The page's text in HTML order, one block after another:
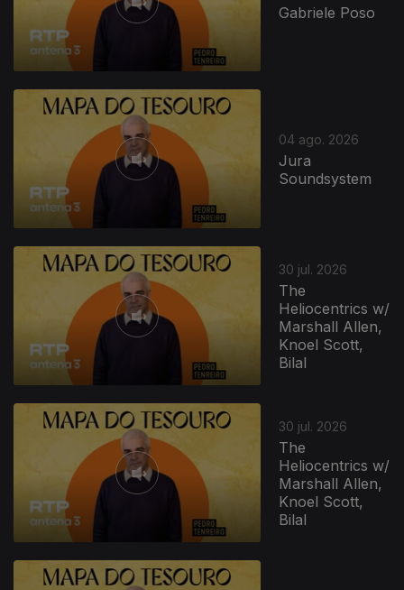
Gabriele Poso
04 ago. 2026
Jura
Soundsystem
30 jul. 2026
The
Heliocentrics w/
Marshall Allen,
Knoel Scott,
Bilal
30 jul. 2026
The
Heliocentrics w/
Marshall Allen,
Knoel Scott,
Bilal